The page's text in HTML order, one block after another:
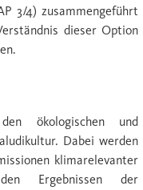
3/4) zusammengeführt
dieser Option
ökologischen und
Dabei werden
klimarelevanter
Ergebnissen der